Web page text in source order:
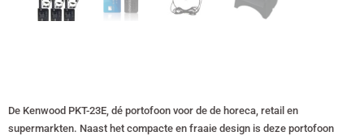
De Kenwood PKT-23E, dé portofoon voor de de horeca, retail en
supermarkten. Naast het compacte en fraaie design is deze portofoon